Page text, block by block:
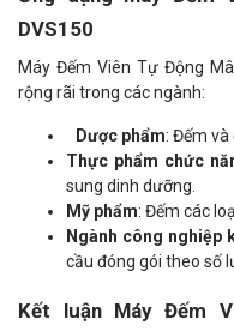
DVS150
Máy Đếm Viên Tự Động
rộng rãi trong các ngành:
Dược phẩm: Đếm và
Thực phẩm chức
sung dinh dưỡng.
Mỹ phẩm: Đếm các
Ngành công nghiệp
cầu đóng gói theo số
Kết luận Máy Đếm